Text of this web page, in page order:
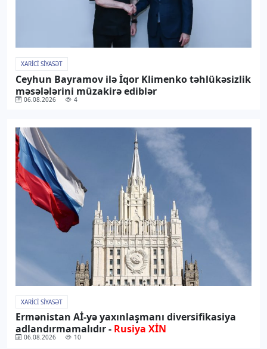
XARICI SIYASƏT
Ceyhun Bayramov ilə İqor Klimenko təhlükəsizlik
məsələlərini müzakirə ediblər
06.08.2026 4
XARICI SIYASƏT
Ermənistan Aİ-yə yaxınlaşmanı diversifikasiya
adlandırmamalıdır - Rusiya XİN
06.08.2026 10